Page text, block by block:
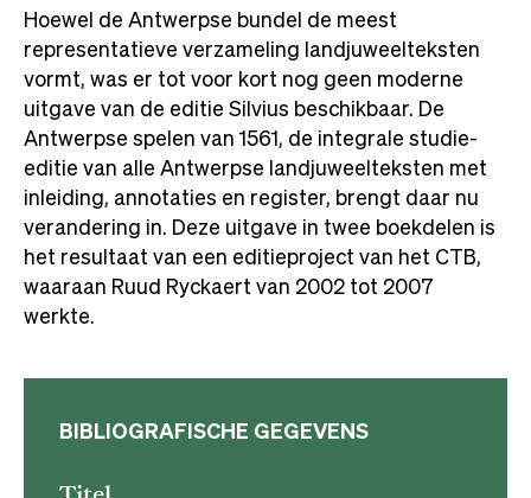
Hoewel de Antwerpse bundel de meest
representatieve verzameling landjuweelteksten
vormt, was er tot voor kort nog geen moderne
uitgave van de editie Silvius beschikbaar. De
Antwerpse spelen van 1561, de integrale studie-
editie van alle Antwerpse landjuweelteksten met
inleiding, annotaties en register, brengt daar nu
verandering in. Deze uitgave in twee boekdelen is
het resultaat van een editieproject van het CTB,
waaraan Ruud Ryckaert van 2002 tot 2007
werkte.
BIBLIOGRAFISCHE GEGEVENS